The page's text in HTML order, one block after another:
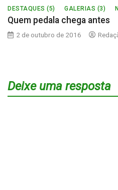
DESTAQUES (5) GALERIAS (3)
Quem pedala chega antes
2 de outubro de 2016
Deixe uma resposta